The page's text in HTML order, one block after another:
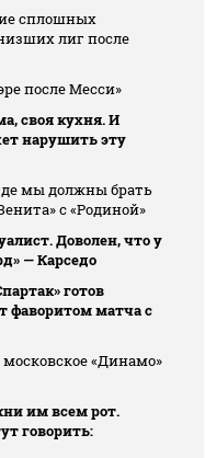
сплошных
лиг после
после Месси»
своя кухня. И
нарушить эту
мы должны брать
с «Родиной»
Доволен, что у
— Карседо
готов
фаворитом матча с
«Динамо»
им всем рот.
говорить: